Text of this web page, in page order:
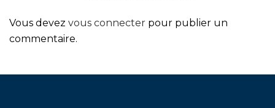
Vous devez vous connecter pour publier un
commentaire.